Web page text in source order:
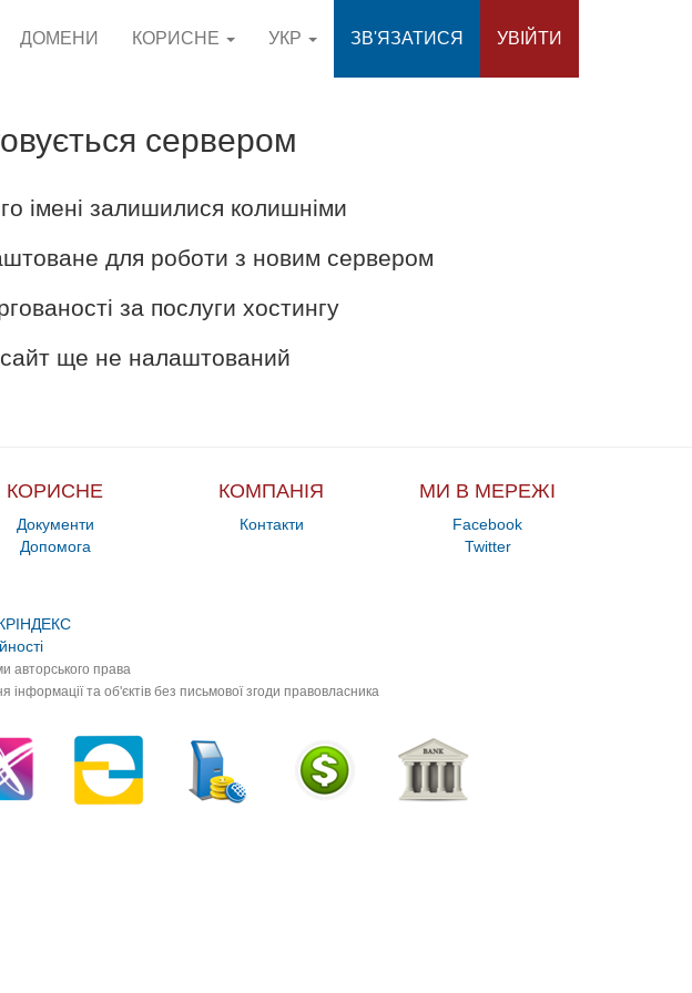
ДОМЕНИ КОРИСНЕ УКР ЗВ'ЯЗАТИСЯ УВІЙТИ
сервером
імені залишилися колишніми
для роботи з новим сервером
за послуги хостингу
ще не налаштований
КОРИСНЕ
Документи
Допомога
КОМПАНІЯ
Контакти
МИ В МЕРЕЖІ
Facebook
Twitter
авторського права
та об'єктів без письмової згоди правовласника